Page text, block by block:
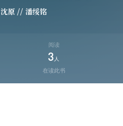
沈原 // 潘绥铭
阅读
3 人
在读此书